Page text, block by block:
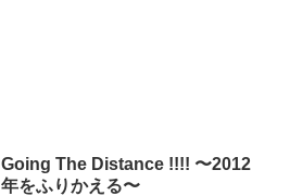
Going The Distance !!!! 〜2012
年をふりかえる〜